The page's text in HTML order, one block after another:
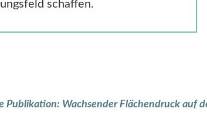
schaffen.
Publikation: Wachsender Flächendruck auf